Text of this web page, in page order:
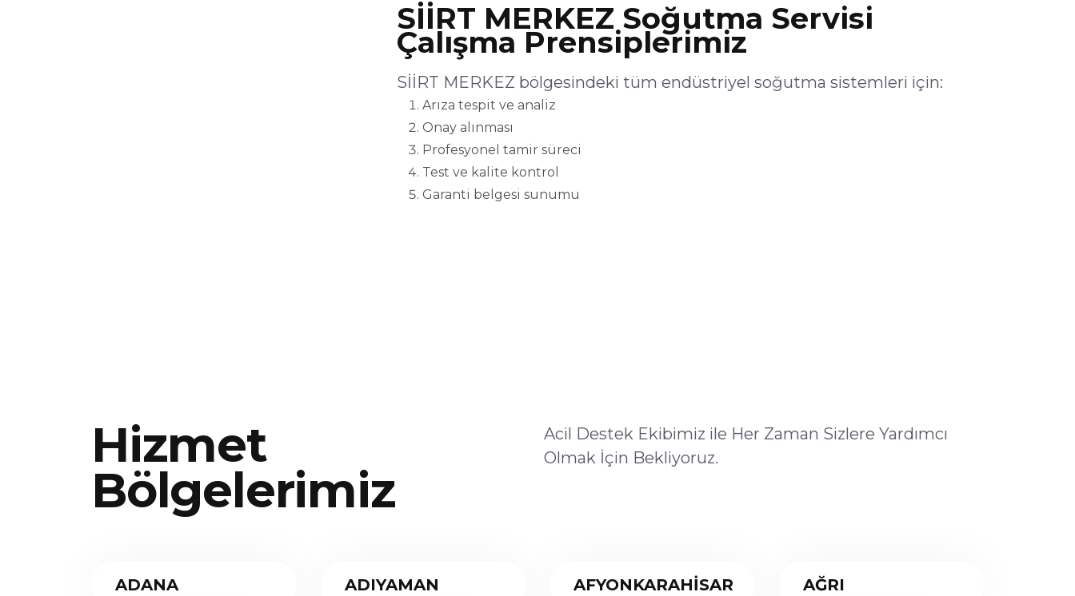
SİİRT MERKEZ Soğutma Servisi
Çalışma Prensiplerimiz
SİİRT MERKEZ bölgesindeki tüm endüstriyel soğutma sistemleri için:
Arıza tespit ve analiz
Onay alınması
Profesyonel tamir süreci
Test ve kalite kontrol
Garanti belgesi sunumu
Hizmet
Bölgelerimiz
Acil Destek Ekibimiz ile Her Zaman Sizlere Yardımcı
Olmak İçin Bekliyoruz.
ADANA ADIYAMAN AFYONKARAHİSAR AĞRI